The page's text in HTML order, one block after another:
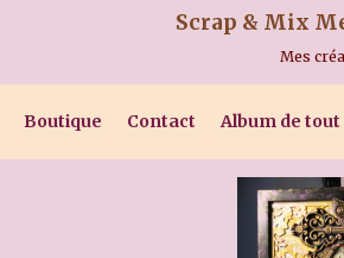
Scrap & Mix
Mes
Boutique Contact Album de